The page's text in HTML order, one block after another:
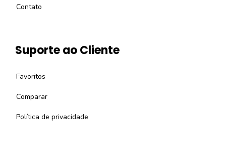
Contato
Suporte ao Cliente
Favoritos
Comparar
Política de privacidade